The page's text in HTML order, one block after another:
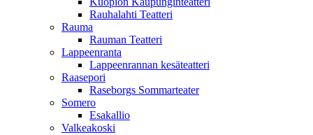
Rauhalahti Teatteri
Rauma
Rauman Teatteri
Lappeenranta
Lappeenrannan kesäteatteri
Raasepori
Raseborgs Sommarteater
Somero
Esakallio
Valkeakoski